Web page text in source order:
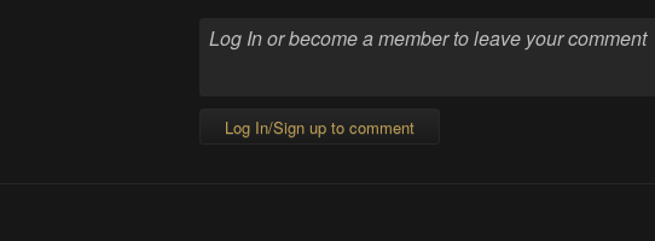
Log In/Sign up to comment